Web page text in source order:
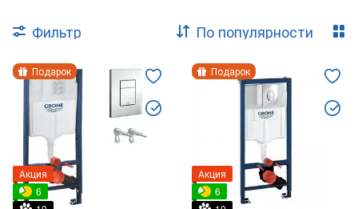
Фильтр По популярности
Подарок
Акция
6
Подарок
Акция
6